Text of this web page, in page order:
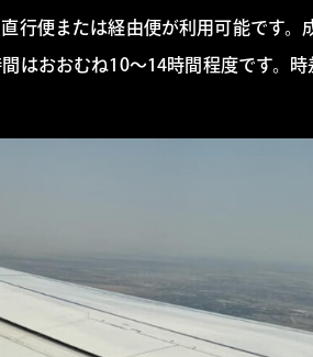
行便または経由便が利用可能です。
おおむね10〜14時間程度です。時